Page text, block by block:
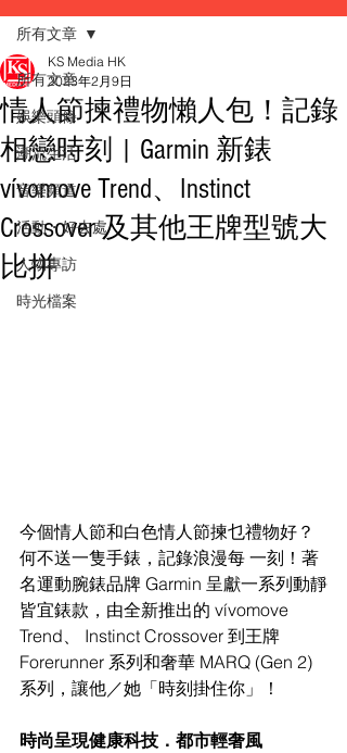
所有文章
娛樂頭條
潮流生活
音樂頻道
活動・好去處
人物專訪
時光檔案
所有文章
情人節揀禮物懶人包！記錄
相戀時刻 | Garmin 新錶
vívomove Trend、Instinct
Crossover 及其他王牌型號大
比拼
KS Media HK
2023年2月9日
今個情人節和白色情人節揀乜禮物好？
何不送一隻手錶，記錄浪漫每 一刻！著
名運動腕錶品牌 Garmin 呈獻一系列動靜
皆宜錶款，由全新推出的 vívomove
Trend、 Instinct Crossover 到王牌
Forerunner 系列和奢華 MARQ (Gen 2)
系列，讓他／她「時刻掛住你」！
時尚呈現健康科技．都市輕奢風